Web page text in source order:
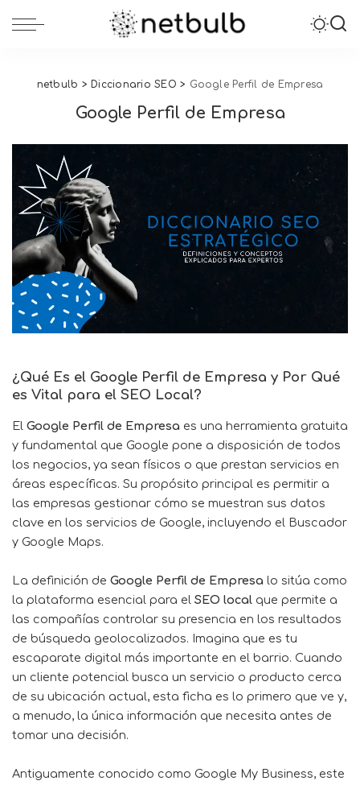
netbulb > Diccionario SEO > Google Perfil de Empresa
Google Perfil de Empresa
¿Qué Es el Google Perfil de Empresa y Por Qué
es Vital para el SEO Local?
El Google Perfil de Empresa es una herramienta gratuita
y fundamental que Google pone a disposición de todos
los negocios, ya sean físicos o que prestan servicios en
áreas específicas. Su propósito principal es permitir a
las empresas gestionar cómo se muestran sus datos
clave en los servicios de Google, incluyendo el Buscador
y Google Maps.
La definición de Google Perfil de Empresa lo sitúa como
la plataforma esencial para el SEO local que permite a
las compañías controlar su presencia en los resultados
de búsqueda geolocalizados. Imagina que es tu
escaparate digital más importante en el barrio. Cuando
un cliente potencial busca un servicio o producto cerca
de su ubicación actual, esta ficha es lo primero que ve y,
a menudo, la única información que necesita antes de
tomar una decisión.
Antiguamente conocido como Google My Business, este